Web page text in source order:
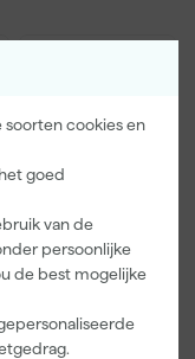
cookies en
goed
van de
persoonlijke
de best mogelijke
de oppervlakte te
rendement van
rendement. Je
structuur heeft of
een volle kleur ligt
Schuurblok
100X70X25m